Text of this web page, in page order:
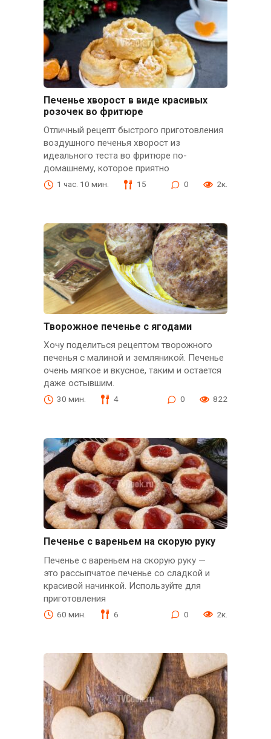
Печенье хворост в виде красивых
розочек во фритюре
Отличный рецепт быстрого приготовления
воздушного печенья хворост из
идеального теста во фритюре по-
домашнему, которое приятно
1 час. 10 мин. 15 0 2к.
Творожное печенье с ягодами
Хочу поделиться рецептом творожного
печенья с малиной и земляникой. Печенье
очень мягкое и вкусное, таким и остается
даже остывшим.
30 мин. 4 0 822
Печенье с вареньем на скорую руку
Печенье с вареньем на скорую руку —
это рассыпчатое печенье со сладкой и
красивой начинкой. Используйте для
приготовления
60 мин. 6 0 2к.